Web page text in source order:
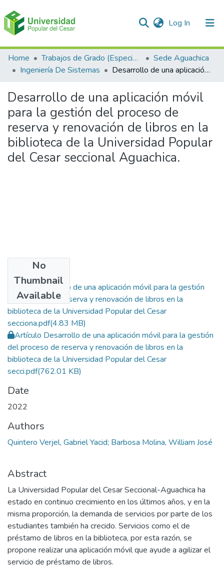
Log In (current)
Communities & Collections
All of DSpace
Statistics
Home Trabajos de Grado (Especializaciones y Pregrados)
Sede Aguachica
Ingeniería De Sistemas
Desarrollo de una aplicación móvil para la gestión del proceso de reserva y renovación de libros en la biblioteca de la Universidad Popular del Cesar seccional Aguachica.
Desarrollo de una aplicación móvil
para la gestión del proceso de
reserva y renovación de libros en la
biblioteca de la Universidad Popular
del Cesar seccional Aguachica.
No
Thumbnail
Available
Tesis Desarrollo de una aplicación móvil para la gestión
del proceso de reserva y renovación de libros en la
biblioteca de la Universidad Popular del Cesar
secciona.pdf(4.83 MB)
Artículo Desarrollo de una aplicación móvil para la gestión
del proceso de reserva y renovación de libros en la
biblioteca de la Universidad Popular del Cesar
secci.pdf(762.01 KB)
Date
2022
Authors
Quintero Verjel, Gabriel Yacid; Barbosa Molina, William José
Abstract
La Universidad Popular del Cesar Seccional-Aguachica ha
estado en continuo crecimiento en los últimos años, y en la
misma proporción, la demanda de servicios por parte de los
estudiantes también ha crecido. Servicios como el de
préstamo de libros en la biblioteca, por esta razón, se
propone realizar una aplicación móvil que ayude a agilizar el
servicio de préstamo de libros.